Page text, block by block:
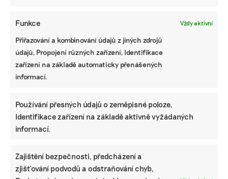
Funkce Vždy aktivní
Přiřazování a kombinování údajů z jiných zdrojů
údajů, Propojení různých zařízení, Identifikace
zařízení na základě automaticky přenášených
informací.
Používání přesných údajů o zeměpisné poloze,
Identifikace zařízení na základě aktivně vyžádaných
informací.
Zajištění bezpečnosti, předcházení a
zjišťování podvodů a odstraňování chyb,
která by jinak nevznikla.
Přispějte na vznik obsahu.